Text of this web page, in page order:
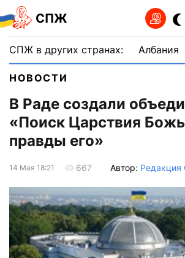
СПЖ
СПЖ в других странах: Албания
НОВОСТИ
В Раде создали
«Поиск Царствия
правды его»
14 Мая 18:21 667 Автор: